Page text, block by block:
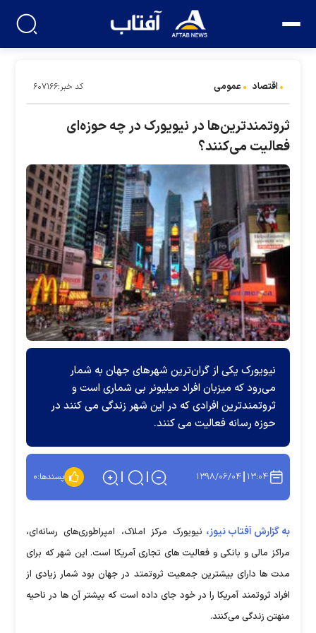
اقتصاد عمومی کد خبر:۶۰۷۱۶۶
ثروتمندترین‌ها در نیویورک در چه حوزه‌ای
فعالیت می‌کنند؟
نیویورک یکی از گران‌ترین شهرهای جهان به شمار
می‌رود که میزبان افراد میلیونر بی شماری است و
ثروتمندترین افرادی که در این شهر زندگی می کنند در
حوزه رسانه فعالیت می کنند.
۱۳:۰۴ ۱۳۹۸/۰۶/۰۴ پسندها:۰
به گزارش آفتاب نیوز، نیویورک مرکز املاک، امپراطوری‌های رسانه‌ای،
مراکز مالی و بانکی و فعالیت های تجاری آمریکا است. این شهر که برای
مدت ها دارای بیشترین جمعیت ثروتمتد در جهان بود شمار زیادی از
افراد ثروتمند آمریکا را در خود جای داده است که بیشتر آن ها در ناحیه
منهتن زندگی می‌کنند.